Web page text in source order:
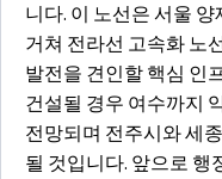
니다. 이 노선은 서울
거쳐 전라선 고속화 노
발전을 견인할 핵심 인
건설될 경우 여수까지
전망되며 전주시와 세
될 것입니다. 앞으로 행